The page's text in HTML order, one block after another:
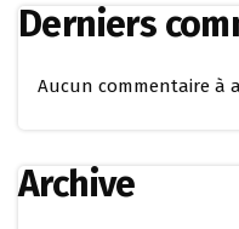
Derniers
Aucun commentaire à
Archive